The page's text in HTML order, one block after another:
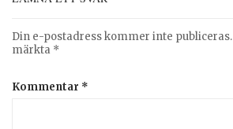
Din e-postadress kommer inte publiceras.
märkta *
Kommentar *